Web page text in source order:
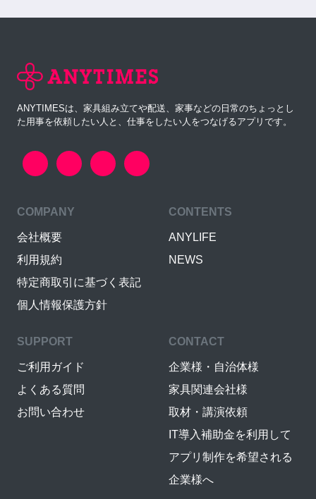
ANYTIMESは、家具組み立てや配送、家事などの日常のちょっとし
た用事を依頼したい人と、仕事をしたい人をつなげるアプリです。
COMPANY
会社概要
利用規約
特定商取引に基づく表記
個人情報保護方針
CONTENTS
ANYLIFE
NEWS
SUPPORT
ご利用ガイド
よくある質問
お問い合わせ
CONTACT
企業様・自治体様
家具関連会社様
取材・講演依頼
IT導入補助金を利用して
アプリ制作を希望される
企業様へ